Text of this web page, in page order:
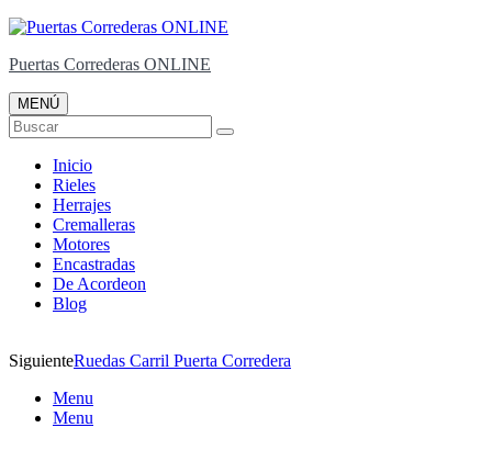
Puertas Correderas ONLINE
MENÚ
Buscar
Inicio
Rieles
Herrajes
Cremalleras
Motores
Encastradas
De Acordeon
Blog
SiguienteRuedas Carril Puerta Corredera
Menu
Menu